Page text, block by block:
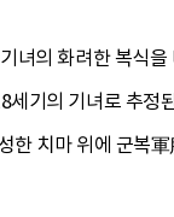
녀의 화려한 복식
기의 기녀로 추정
한 치마 위에 군복